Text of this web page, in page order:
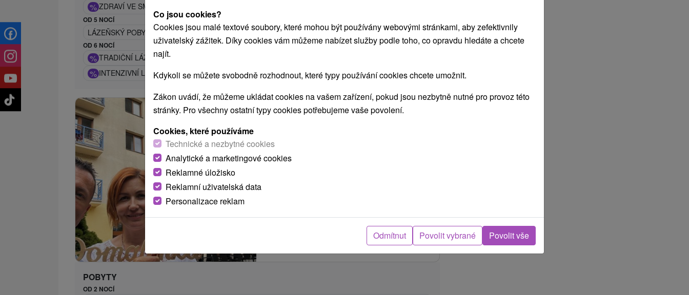
% ZDRAVÍ VE SMRDÁCÍCH - LÉČIVÝ RELAX A SÍLA MINERÁLŮ A LÁZEŇSKÉ PÉČE
OD 5 NOCÍ
LÁZEŇSKÝ POBYT LIGHT: REGENERAČNÍ POBYT S PROCEDURAMI
OD 6 NOCÍ
% TRADIČNÍ LÁZEŇSKÝ DERMA POBYT: KOMPLEXNÍ LÁZEŇSKÁ LÉČBA PRO ZDRAVOU POKOŽKU A SNADNĚJŠÍ POHYB
% INTENZIVNÍ LÁZEŇSKÝ DERMA POBYT: SPECIÁLNĚ NAVRŽEN PRO LÉČBU CHRONICKÝCH KOŽNÍCH ONEMOCNĚNÍ
Dependance Morava★★★lázně
8,9
ZOBRAZIT
POBYTY
OD 2 NOCÍ
Co jsou cookies?
Cookies jsou malé textové soubory, které mohou být používány webovými stránkami, aby zefektivnily
uživatelský zážitek. Díky cookies vám můžeme nabízet služby podle toho, co opravdu hledáte a chcete
najít.
Kdykoli se můžete svobodně rozhodnout, které typy používání cookies chcete umožnit.
Zákon uvádí, že můžeme ukládat cookies na vašem zařízení, pokud jsou nezbytně nutné pro provoz této
stránky. Pro všechny ostatní typy cookies potřebujeme vaše povolení.
Cookies, které používáme
Technické a nezbytné cookies
Analytické a marketingové cookies
Reklamné úložisko
Reklamní uživatelská data
Personalizace reklam
Odmítnut Povolit vybrané Povolit vše